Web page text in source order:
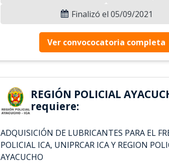
Finalizó el 05/09/2021
Ver convococatoria completa
REGIÓN POLICIAL
requiere:
ADQUISICIÓN DE LUBRICANTES PARA EL
POLICIAL ICA, UNIPRCAR ICA Y REGION
AYACUCHO